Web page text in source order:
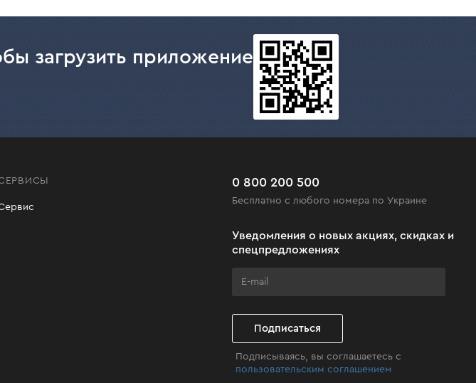
загрузить приложение
0 800 200 500
Бесплатно с любого номера по Украине
Уведомления о новых акциях, скидках и
спецпредложениях
Подписаться
Подписываясь, вы соглашаетесь с
пользовательским соглашением